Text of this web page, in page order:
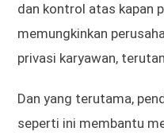
dan kontrol atas kapan
memungkinkan
privasi karyawan,
Dan yang terutama,
seperti ini membantu